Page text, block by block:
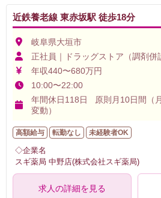
近鉄養老線 東赤坂駅 徒歩18分
岐阜県大垣市
正社員｜ドラッグストア（調剤併
年収440〜680万円
10:00〜22:00
年間休日118日 原則月10日間（
変動）
高額給与 転勤なし 未経験者OK
◇企業名
スギ薬局 中野店(株式会社スギ薬局)
求人の詳細を見る